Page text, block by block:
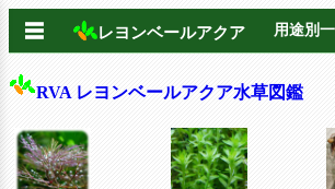
☰ レヨンベールアクア 用途別
RVA レヨンベールアクア水草図鑑